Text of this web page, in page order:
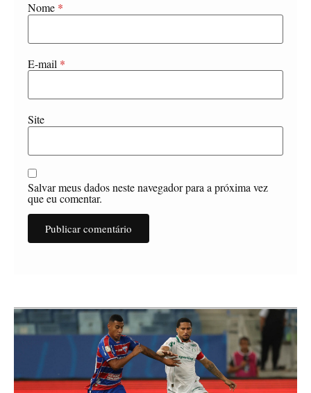
Nome *
E-mail *
Site
Salvar meus dados neste navegador para a próxima vez
que eu comentar.